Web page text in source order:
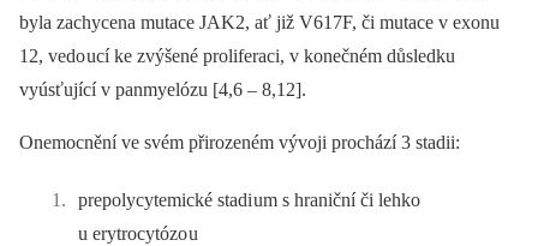
byla zachycena mutace JAK2, ať již V617F, či mutace v exonu
12, vedo ucí ke zvýšené proliferaci, v konečném důsledku
vyúsťující v panmyelózu [4,6 –⁠ 8,12].
Onemocnění ve svém přirozeném vývoji prochází 3 stadii:
prepolycytemické stadi um s hraniční či lehko
u erytrocytózo u